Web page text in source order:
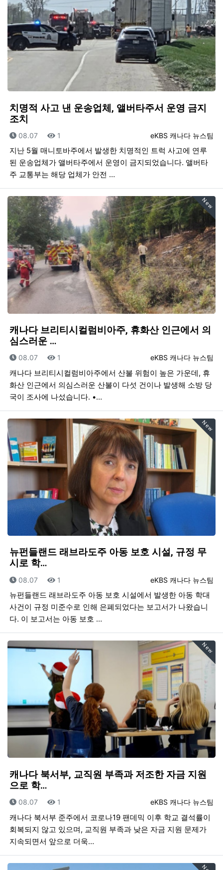
치명적 사고 낸 운송업체, 앨버타주서 운영 금지
조치
등록자
eKBS 캐나다 뉴스팀
등록일
08.07 조회
1
지난 5월 매니토바주에서 발생한 치명적인 트럭 사고에 연루
된 운송업체가 앨버타주에서 운영이 금지되었습니다. 앨버타
주 교통부는 해당 업체가 안전 …
New
캐나다 브리티시컬럼비아주, 휴화산 인근에서 의
심스러운 …
등록자
eKBS 캐나다 뉴스팀
등록일
08.07 조회
1
캐나다 브리티시컬럼비아주에서 산불 위험이 높은 가운데, 휴
화산 인근에서 의심스러운 산불이 다섯 건이나 발생해 소방 당
국이 조사에 나섰습니다. •…
New
뉴펀들랜드 래브라도주 아동 보호 시설, 규정 무
시로 학…
등록자
eKBS 캐나다 뉴스팀
등록일
08.07 조회
1
뉴펀들랜드 래브라도주 아동 보호 시설에서 발생한 아동 학대
사건이 규정 미준수로 인해 은폐되었다는 보고서가 나왔습니
다. 이 보고서는 아동 보호 …
New
캐나다 북서부, 교직원 부족과 저조한 자금 지원
으로 학…
등록자
eKBS 캐나다 뉴스팀
등록일
08.07 조회
1
캐나다 북서부 준주에서 코로나19 팬데믹 이후 학교 결석률이
회복되지 않고 있으며, 교직원 부족과 낮은 자금 지원 문제가
지속되면서 앞으로 더욱…